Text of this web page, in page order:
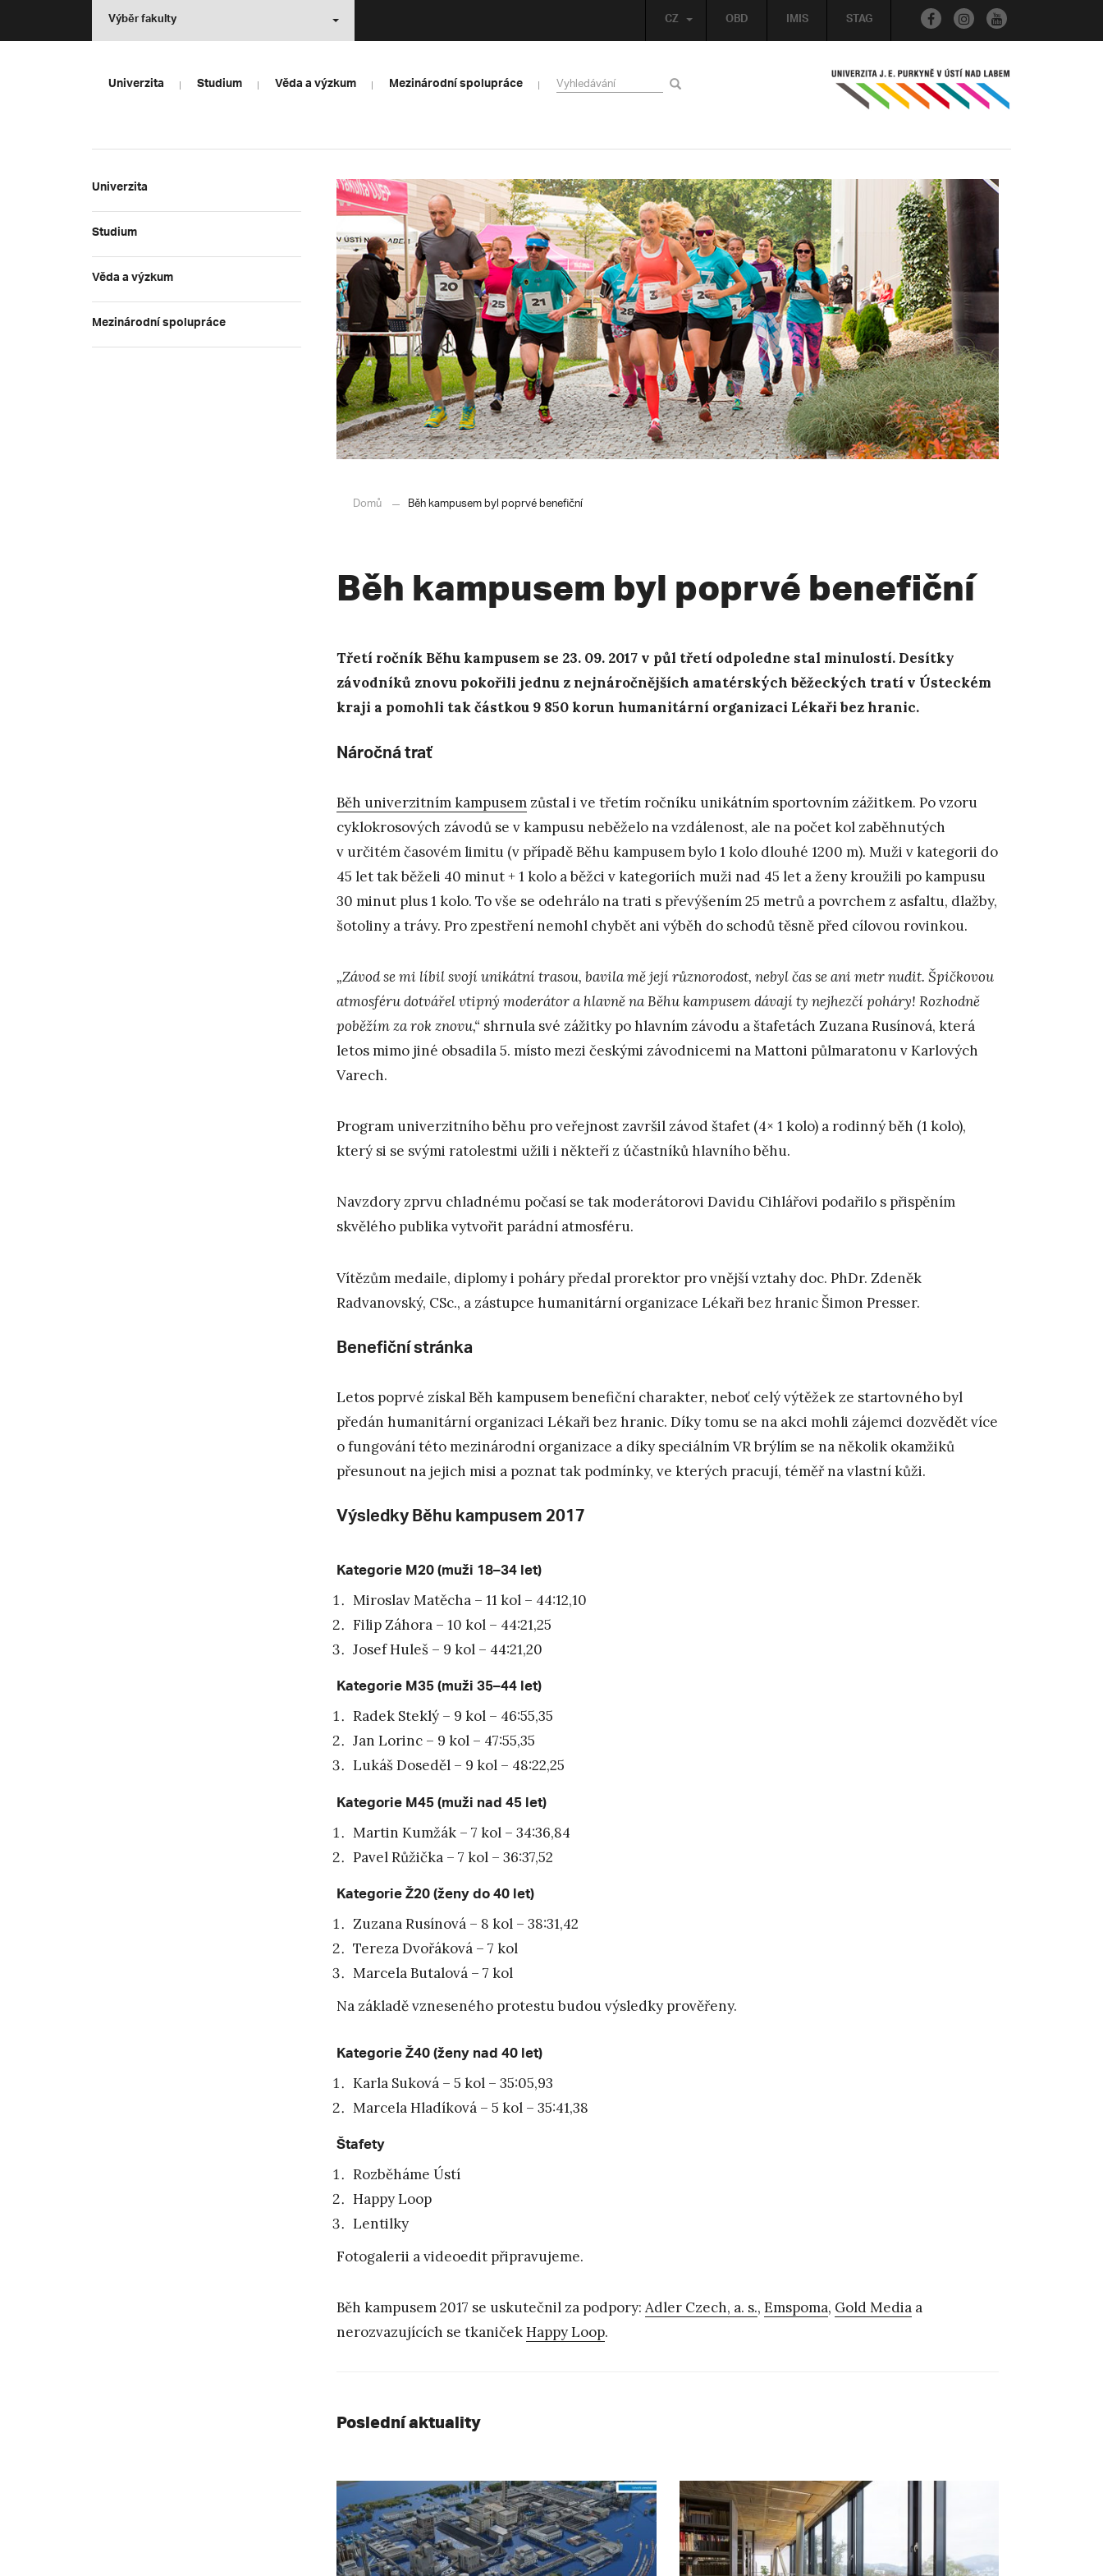
OBD IMIS STAG
CZ
Výběr fakulty
Univerzita Studium Věda a výzkum Mezinárodní spolupráce
Univerzita
Studium
Věda a výzkum
Mezinárodní spolupráce
Domů Běh kampusem byl poprvé benefiční
Běh kampusem byl poprvé benefiční
Třetí ročník Běhu kampusem se 23. 09. 2017 v půl třetí odpoledne stal minulostí. Desítky
závodníků znovu pokořili jednu z nejnáročnějších amatérských běžeckých tratí v Ústeckém
kraji a pomohli tak částkou 9 850 korun humanitární organizaci Lékaři bez hranic.
Náročná trať
Běh univerzitním kampusem zůstal i ve třetím ročníku unikátním sportovním zážitkem. Po vzoru
cyklokrosových závodů se v kampusu neběželo na vzdálenost, ale na počet kol zaběhnutých
v určitém časovém limitu (v případě Běhu kampusem bylo 1 kolo dlouhé 1200 m). Muži v kategorii do
45 let tak běželi 40 minut + 1 kolo a běžci v kategoriích muži nad 45 let a ženy kroužili po kampusu
30 minut plus 1 kolo. To vše se odehrálo na trati s převýšením 25 metrů a povrchem z asfaltu, dlažby,
šotoliny a trávy. Pro zpestření nemohl chybět ani výběh do schodů těsně před cílovou rovinkou.
„Závod se mi líbil svojí unikátní trasou, bavila mě její různorodost, nebyl čas se ani metr nudit. Špičkovou
atmosféru dotvářel vtipný moderátor a hlavně na Běhu kampusem dávají ty nejhezčí poháry! Rozhodně
poběžím za rok znovu,“ shrnula své zážitky po hlavním závodu a štafetách Zuzana Rusínová, která
letos mimo jiné obsadila 5. místo mezi českými závodnicemi na Mattoni půlmaratonu v Karlových
Varech.
Program univerzitního běhu pro veřejnost završil závod štafet (4× 1 kolo) a rodinný běh (1 kolo),
který si se svými ratolestmi užili i někteří z účastníků hlavního běhu.
Navzdory zprvu chladnému počasí se tak moderátorovi Davidu Cihlářovi podařilo s přispěním
skvělého publika vytvořit parádní atmosféru.
Vítězům medaile, diplomy i poháry předal prorektor pro vnější vztahy doc. PhDr. Zdeněk
Radvanovský, CSc., a zástupce humanitární organizace Lékaři bez hranic Šimon Presser.
Benefiční stránka
Letos poprvé získal Běh kampusem benefiční charakter, neboť celý výtěžek ze startovného byl
předán humanitární organizaci Lékaři bez hranic. Díky tomu se na akci mohli zájemci dozvědět více
o fungování této mezinárodní organizace a díky speciálním VR brýlím se na několik okamžiků
přesunout na jejich misi a poznat tak podmínky, ve kterých pracují, téměř na vlastní kůži.
Výsledky Běhu kampusem 2017
Kategorie M20 (muži 18–34 let)
Miroslav Matěcha – 11 kol – 44:12,10
Filip Záhora – 10 kol – 44:21,25
Josef Huleš – 9 kol – 44:21,20
Kategorie M35 (muži 35–44 let)
Radek Steklý – 9 kol – 46:55,35
Jan Lorinc – 9 kol – 47:55,35
Lukáš Doseděl – 9 kol – 48:22,25
Kategorie M45 (muži nad 45 let)
Martin Kumžák – 7 kol – 34:36,84
Pavel Růžička – 7 kol – 36:37,52
Kategorie Ž20 (ženy do 40 let)
Zuzana Rusínová – 8 kol – 38:31,42
Tereza Dvořáková – 7 kol
Marcela Butalová – 7 kol
Na základě vzneseného protestu budou výsledky prověřeny.
Kategorie Ž40 (ženy nad 40 let)
Karla Suková – 5 kol – 35:05,93
Marcela Hladíková – 5 kol – 35:41,38
Štafety
Rozběháme Ústí
Happy Loop
Lentilky
Fotogalerii a videoedit připravujeme.
Běh kampusem 2017 se uskutečnil za podpory: Adler Czech, a. s., Emspoma, Gold Media a
nerozvazujících se tkaničekHappy Loop.
Poslední aktuality